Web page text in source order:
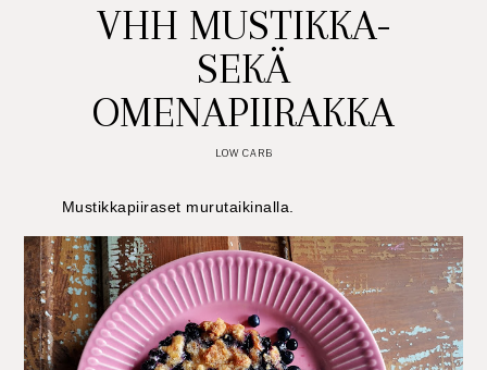
VHH MUSTIKKA-
SEKÄ
OMENAPIIRAKKA
LOW CARB
Mustikkapiiraset murutaikinalla.